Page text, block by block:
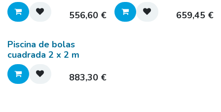
556,60€
659,45€
Piscina de bolas
cuadrada 2 x 2 m
883,30€